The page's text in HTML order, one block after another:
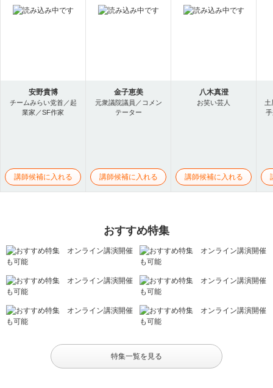
安野貴博
チームみらい党首／起
業家／SF作家
講師候補に入れる
金子恵美
元衆議院議員／コメン
テーター
講師候補に入れる
八木真澄
お笑い芸人
講師候補に入れる
土
おすすめ特集
特集一覧を見る